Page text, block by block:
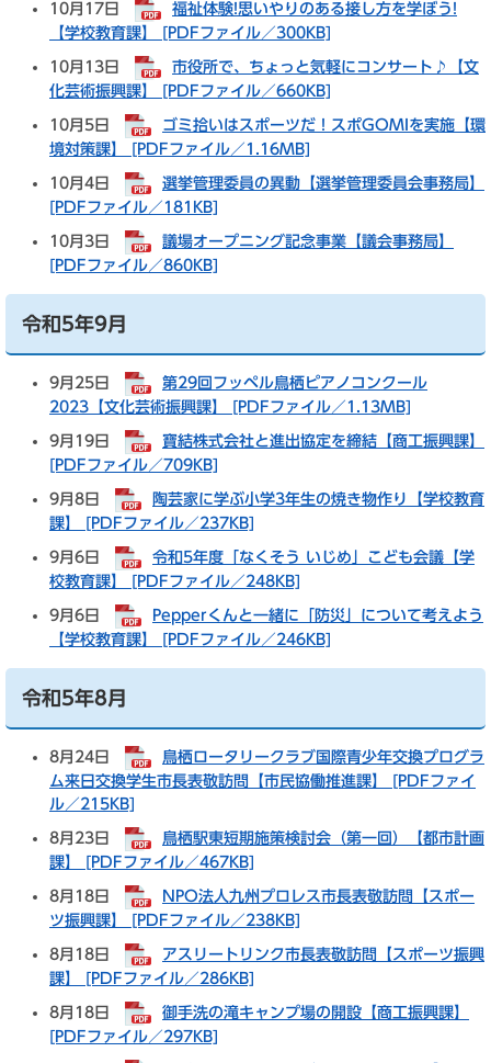
10月17日
福祉体験!思いやりのある接し方を学ぼう!
【学校教育課】 [PDFファイル／300KB]
10月13日
市役所で、ちょっと気軽にコンサート♪【文
化芸術振興課】 [PDFファイル／660KB]
10月5日
ゴミ拾いはスポーツだ！スポGOMIを実施【環
境対策課】 [PDFファイル／1.16MB]
10月4日
選挙管理委員の異動【選挙管理委員会事務局】
[PDFファイル／181KB]
10月3日
議場オープニング記念事業【議会事務局】
[PDFファイル／860KB]
令和5年9月
9月25日
第29回フッペル鳥栖ピアノコンクール
2023【文化芸術振興課】 [PDFファイル／1.13MB]
9月19日
寶結株式会社と進出協定を締結【商工振興課】
[PDFファイル／709KB]
9月8日
陶芸家に学ぶ小学3年生の焼き物作り【学校教育
課】 [PDFファイル／237KB]
9月6日
令和5年度「なくそう いじめ」こども会議【学
校教育課】 [PDFファイル／248KB]
9月6日
Pepperくんと一緒に「防災」について考えよう
【学校教育課】 [PDFファイル／246KB]
令和5年8月
8月24日
鳥栖ロータリークラブ国際青少年交換プログラ
ム来日交換学生市長表敬訪問【市民協働推進課】 [PDFファイ
ル／215KB]
8月23日
鳥栖駅東短期施策検討会（第一回）【都市計画
課】 [PDFファイル／467KB]
8月18日
NPO法人九州プロレス市長表敬訪問【スポー
ツ振興課】 [PDFファイル／238KB]
8月18日
アスリートリンク市長表敬訪問【スポーツ振興
課】 [PDFファイル／286KB]
8月18日
御手洗の滝キャンプ場の開設【商工振興課】
[PDFファイル／297KB]